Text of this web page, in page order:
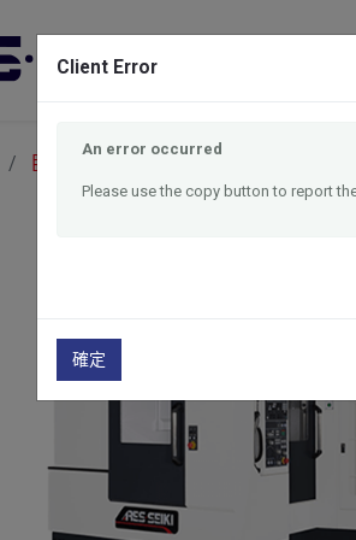
臥式加工中心機
Client Error
An error occurred
Please use the copy button to report
確定